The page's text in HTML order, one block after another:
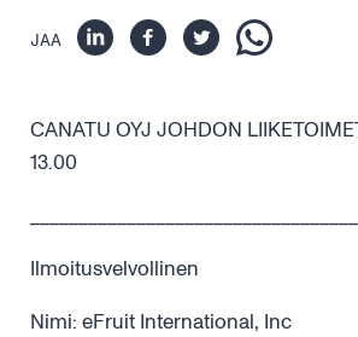
JAA
CANATU OYJ JOHDON
13.00
Ilmoitusvelvollinen
Nimi: eFruit International, Inc